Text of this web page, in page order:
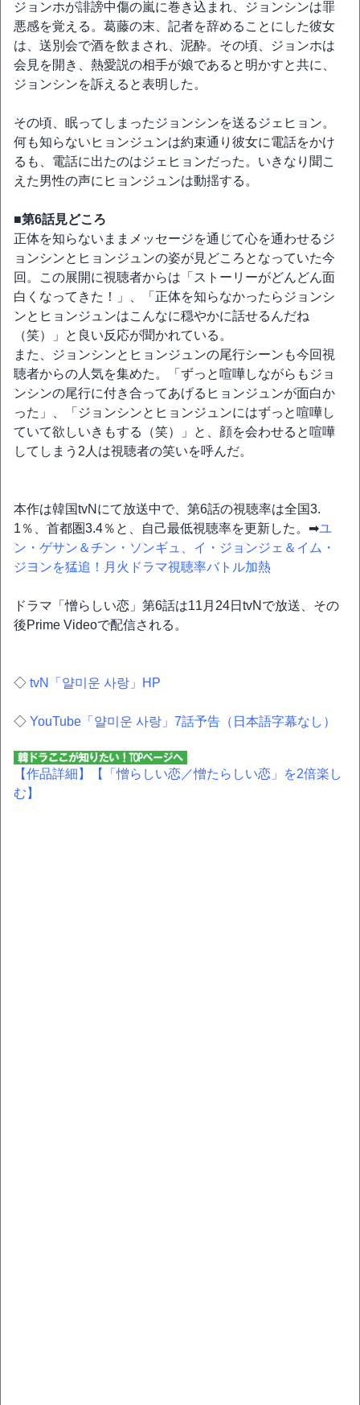
ジョンホが誹謗中傷の嵐に巻き込まれ、ジョンシンは罪
悪感を覚える。葛藤の末、記者を辞めることにした彼女
は、送別会で酒を飲まされ、泥酔。その頃、ジョンホは
会見を開き、熱愛説の相手が娘であると明かすと共に、
ジョンシンを訴えると表明した。
その頃、眠ってしまったジョンシンを送るジェヒョン。
何も知らないヒョンジュンは約束通り彼女に電話をかけ
るも、電話に出たのはジェヒョンだった。いきなり聞こ
えた男性の声にヒョンジュンは動揺する。
■第6話見どころ
正体を知らないままメッセージを通じて心を通わせるジ
ョンシンとヒョンジュンの姿が見どころとなっていた今
回。この展開に視聴者からは「ストーリーがどんどん面
白くなってきた！」、「正体を知らなかったらジョンシ
ンとヒョンジュンはこんなに穏やかに話せるんだね
（笑）」と良い反応が聞かれている。
また、ジョンシンとヒョンジュンの尾行シーンも今回視
聴者からの人気を集めた。「ずっと喧嘩しながらもジョ
ンシンの尾行に付き合ってあげるヒョンジュンが面白か
った」、「ジョンシンとヒョンジュンにはずっと喧嘩し
ていて欲しいきもする（笑）」と、顔を会わせると喧嘩
してしまう2人は視聴者の笑いを呼んだ。
本作は韓国tvNにて放送中で、第6話の視聴率は全国3.
1％、首都圏3.4％と、自己最低視聴率を更新した。➡ユ
ン・ゲサン＆チン・ソンギュ、イ・ジョンジェ＆イム・
ジヨンを猛追！月火ドラマ視聴率バトル加熱
ドラマ「憎らしい恋」第6話は11月24日tvNで放送、その
後Prime Videoで配信される。
◇ tvN「얄미운 사랑」HP
◇ YouTube「얄미운 사랑」7話予告（日本語字幕なし）
【作品詳細】
【「憎らしい恋／憎たらしい恋」を2倍楽し
む】